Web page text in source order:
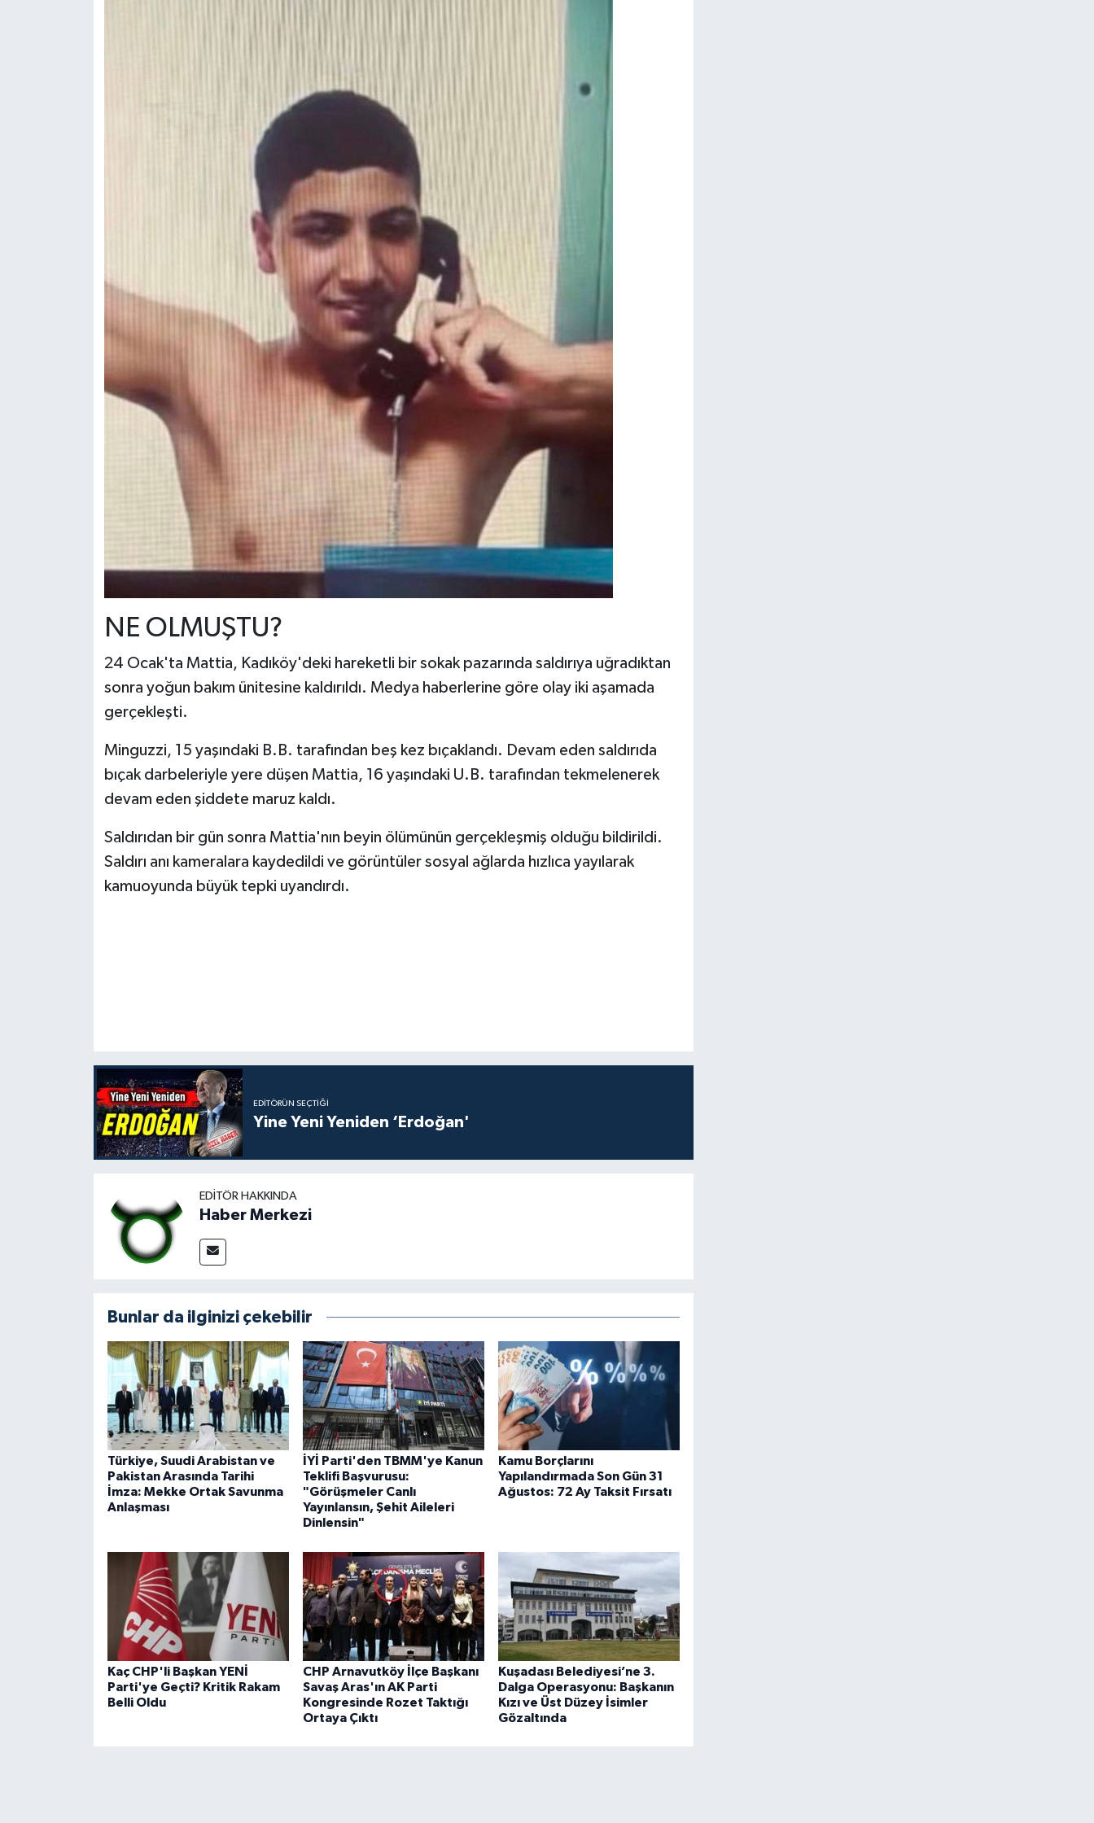
NE OLMUŞTU?
24 Ocak'ta Mattia, Kadıköy'deki hareketli bir sokak pazarında saldırıya uğradıktan
sonra yoğun bakım ünitesine kaldırıldı. Medya haberlerine göre olay iki aşamada
gerçekleşti.
Minguzzi, 15 yaşındaki B.B. tarafından beş kez bıçaklandı. Devam eden saldırıda
bıçak darbeleriyle yere düşen Mattia, 16 yaşındaki U.B. tarafından tekmelenerek
devam eden şiddete maruz kaldı.
Saldırıdan bir gün sonra Mattia'nın beyin ölümünün gerçekleşmiş olduğu bildirildi.
Saldırı anı kameralara kaydedildi ve görüntüler sosyal ağlarda hızlıca yayılarak
kamuoyunda büyük tepki uyandırdı.
EDITÖRÜN SEÇTIĞI
Yine Yeni Yeniden ‘Erdoğan'
EDITÖR HAKKINDA
Haber Merkezi
Bunlar da ilginizi çekebilir
Türkiye, Suudi Arabistan ve
Pakistan Arasında Tarihi
İmza: Mekke Ortak Savunma
Anlaşması
İYİ Parti'den TBMM'ye Kanun
Teklifi Başvurusu:
"Görüşmeler Canlı
Yayınlansın, Şehit Aileleri
Dinlensin"
Kamu Borçlarını
Yapılandırmada Son Gün 31
Ağustos: 72 Ay Taksit Fırsatı
Kaç CHP'li Başkan YENİ
Parti'ye Geçti? Kritik Rakam
Belli Oldu
CHP Arnavutköy İlçe Başkanı
Savaş Aras'ın AK Parti
Kongresinde Rozet Taktığı
Ortaya Çıktı
Kuşadası Belediyesi’ne 3.
Dalga Operasyonu: Başkanın
Kızı ve Üst Düzey İsimler
Gözaltında